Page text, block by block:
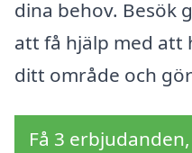
dina behov. Besök
att få hjälp med att
ditt område och
Få 3